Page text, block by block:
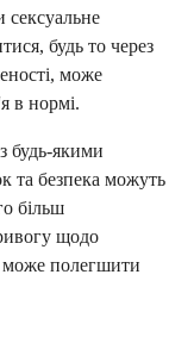
сексуальне
будь то через
може
в нормі.
будь-якими
та безпека можуть
більш
щодо
може полегшити